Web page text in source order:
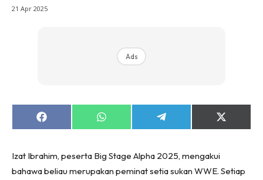
21 Apr 2025
Ads
Share
on
Share
on
Share
on
Share
on
Izat Ibrahim, peserta Big Stage Alpha 2025, mengakui
bahawa beliau merupakan peminat setia sukan WWE. Setiap